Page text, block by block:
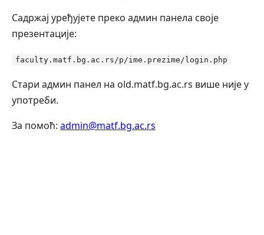
Садржај уређујете преко админ панела своје
презентације:
faculty.matf.bg.ac.rs/p/ime.prezime/login.php
Стари админ панел на old.matf.bg.ac.rs више није у
употреби.
За помоћ: admin@matf.bg.ac.rs